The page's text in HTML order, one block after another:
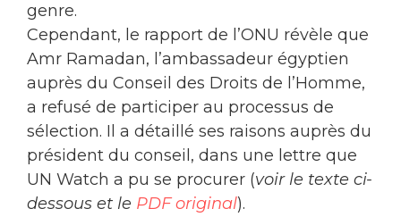
genre.
Cependant, le rapport de l’ONU révèle que
Amr Ramadan, l’ambassadeur égyptien
auprès du Conseil des Droits de l’Homme,
a refusé de participer au processus de
sélection. Il a détaillé ses raisons auprès du
président du conseil, dans une lettre que
UN Watch a pu se procurer (voir le texte ci-
dessous et le PDF original).